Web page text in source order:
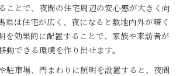
ことで、夜間の住宅周辺の安心感が大きく向
県は住宅が広く、夜になると敷地内外が暗く
を効果的に配置することで、家族や来訪者が
動できる環境を作り出せます。
駐車場、門まわりに照明を設置すると、夜間